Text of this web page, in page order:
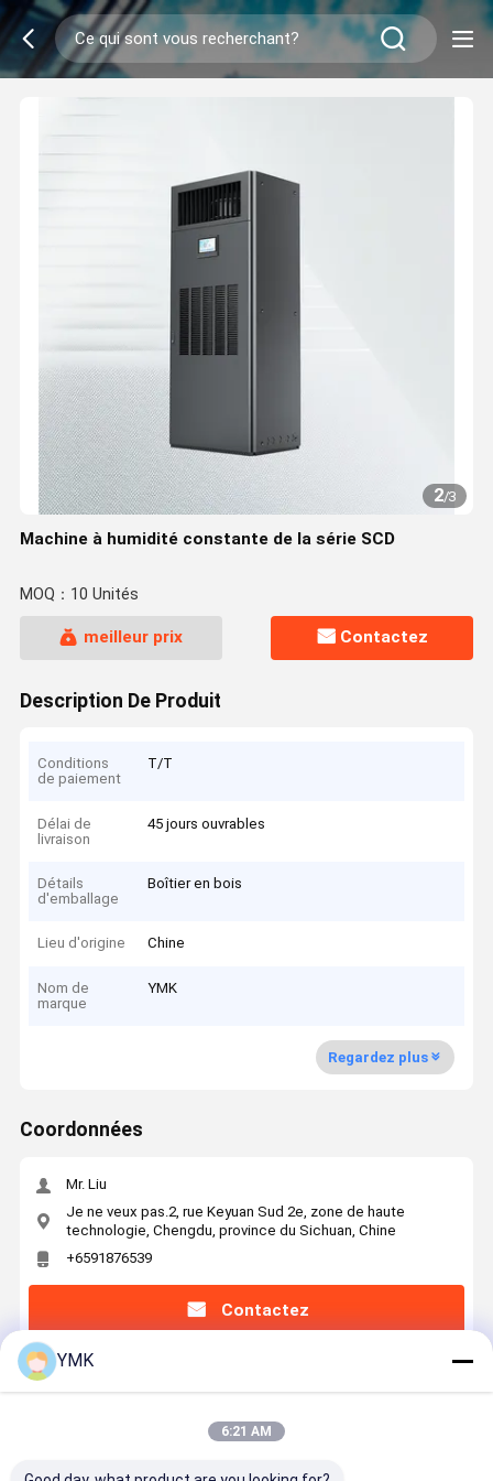
2/3
Machine à humidité constante de la série SCD
MOQ：10 Unités
meilleur prix Contactez
Description De Produit
Conditions
de paiement
T/T
Délai de
livraison
45 jours ouvrables
Détails
d'emballage
Boîtier en bois
Lieu d'origine Chine
Nom de
marque
YMK
Regardez plus
Coordonnées
Mr. Liu
Je ne veux pas.2, rue Keyuan Sud 2e, zone de haute
technologie, Chengdu, province du Sichuan, Chine
+6591876539
Contactez
Machine à humidité constante de la série SCD
YMK
6:21 AM